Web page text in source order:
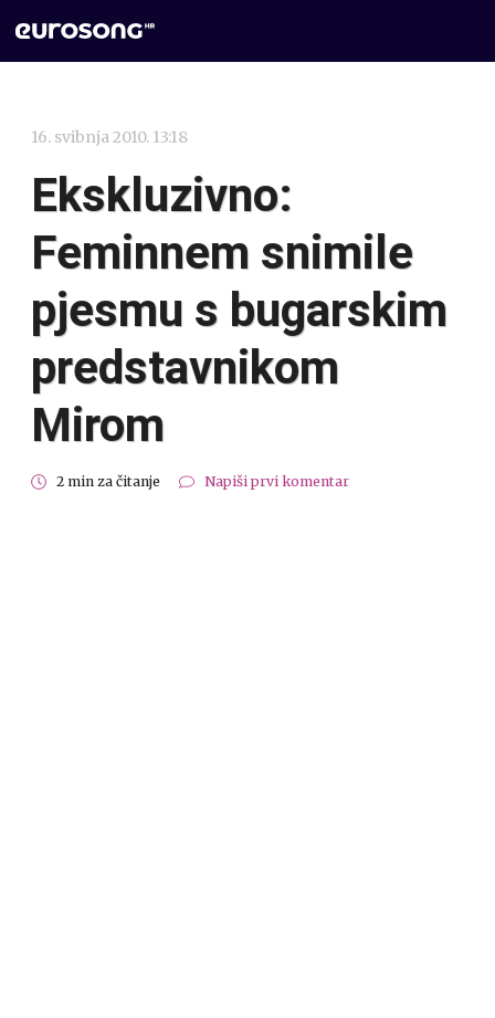
16. svibnja 2010. 13:18
Ekskluzivno:
Feminnem snimile
pjesmu s bugarskim
predstavnikom
Mirom
2 min za čitanje Napiši prvi komentar